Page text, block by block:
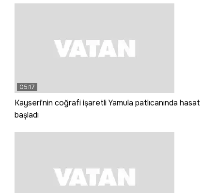
05:17
Kayseri'nin coğrafi işaretli Yamula patlıcanında hasat
başladı